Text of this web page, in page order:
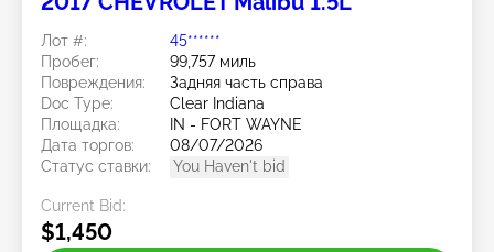
Лот #:
45******
Пробег:
99,757 миль
Повреждения:
Задняя часть справа
Doc Type:
Clear Indiana
Площадка:
IN - FORT WAYNE
Дата торгов:
08/07/2026
Статус ставки:
You Haven't bid
Current Bid:
$1,450